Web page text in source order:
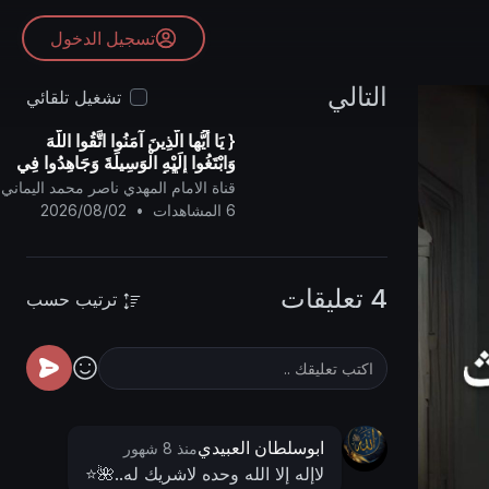
تسجيل الدخول
التالي
تشغيل تلقائي
{ يَا أيُّها الَّذِينَ آمَنُوا اتَّقُوا اللَّهَ
وَابْتَغُوا إِلَيْهِ الْوَسِيلَةَ وَجَاهِدُوا فِي
سَبِيلِهِ لَعَلَّكُمْ تُفْلِحُونَ }
قناة الامام المهدي ناصر محمد اليماني
6 المشاهدات
•
2026/08/02
4 تعليقات ترتيب حسب
ابوسلطان العبيديمنذ 8 شهور
لاإله إلا الله وحده لاشريك له..🌺⭐️